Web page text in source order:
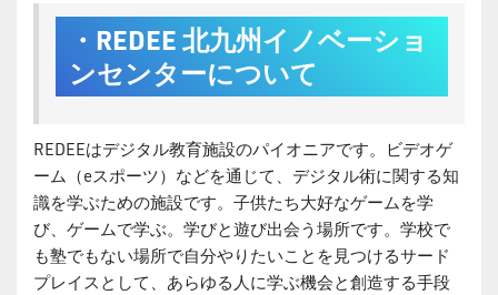
・REDEE 北九州イノベーショ
ンセンターについて
REDEEはデジタル教育施設のパイオニアです。ビデオゲ
ーム（eスポーツ）などを通じて、デジタル術に関する知
識を学ぶための施設です。子供たち大好なゲームを学
び、ゲームで学ぶ。学びと遊び出会う場所です。学校で
も塾でもない場所で自分やりたいことを見つけるサード
プレイスとして、あらゆる人に学ぶ機会と創造する手段